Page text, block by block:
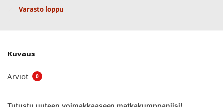
Varasto loppu
Kuvaus
Arviot 0
Tutustu uuteen voimakkaaseen matkakumppaniisi!